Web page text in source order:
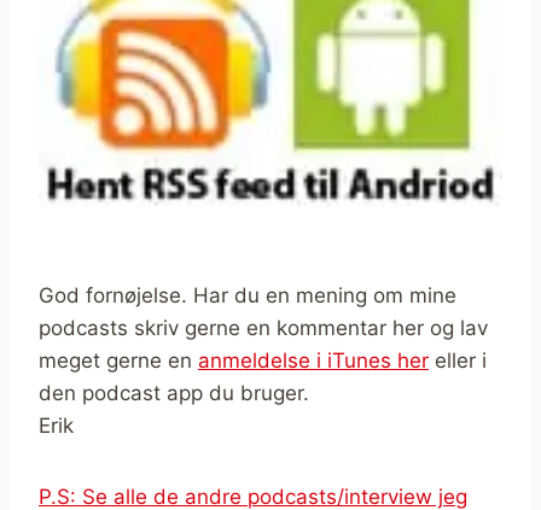
God fornøjelse. Har du en mening om mine
podcasts skriv gerne en kommentar her og lav
meget gerne en anmeldelse i iTunes her eller i
den podcast app du bruger.
Erik
P.S: Se alle de andre podcasts/interview jeg